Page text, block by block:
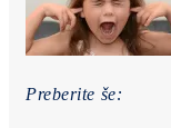
Preberite še: